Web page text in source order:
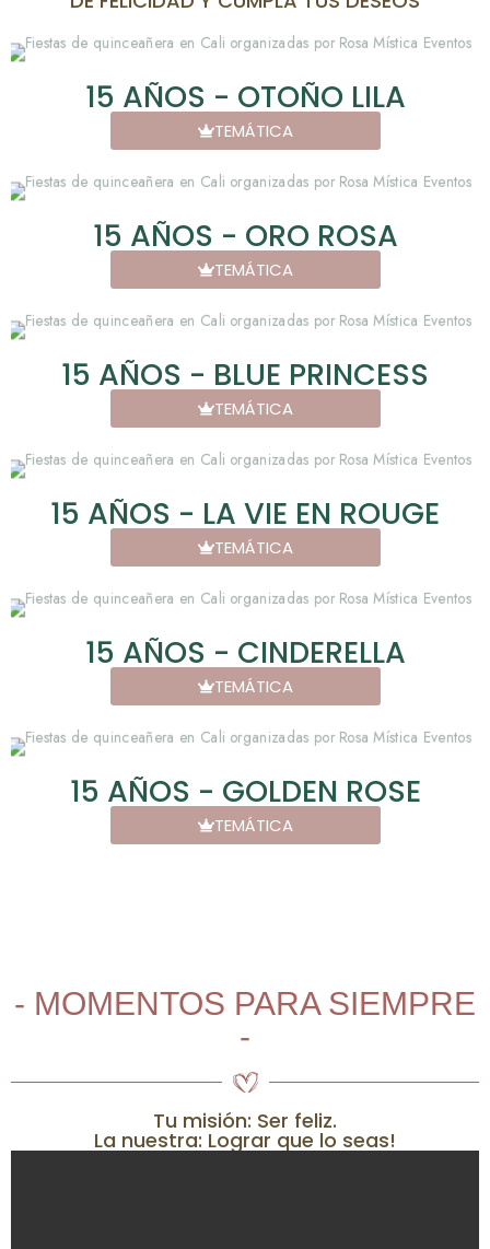
15 AÑOS - OTOÑO LILA
TEMÁTICA
15 AÑOS - ORO ROSA
TEMÁTICA
15 AÑOS - BLUE PRINCESS
TEMÁTICA
15 AÑOS - LA VIE EN ROUGE
TEMÁTICA
15 AÑOS - CINDERELLA
TEMÁTICA
15 AÑOS - GOLDEN ROSE
TEMÁTICA
- MOMENTOS PARA SIEMPRE
-
Tu misión: Ser feliz.
La nuestra: Lograr que lo seas!